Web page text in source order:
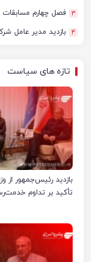
3 فصل چهارم مسابقات
4 بازدید مدیر عامل
تازه های سیاست
بازدید رئیس‌جمهور از
تأکید بر تداوم